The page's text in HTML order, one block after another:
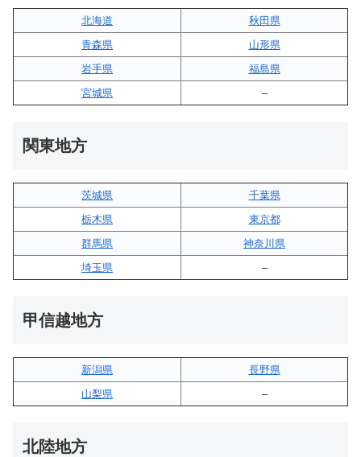
北海道
秋田県
青森県
山形県
岩手県
福島県
宮城県
–
関東地方
茨城県
千葉県
栃木県
東京都
群馬県
神奈川県
埼玉県
–
甲信越地方
新潟県
長野県
山梨県
–
北陸地方